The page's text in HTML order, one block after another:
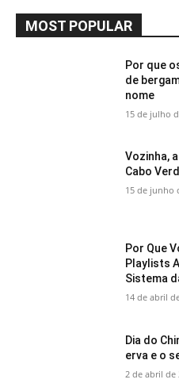
MOST POPULAR
Por que
de
nome
15 de julho
Vozinha,
Cabo
15 de junho
Por Que
Playlists
Sistema
14 de abril
Dia do
erva e o
2 de abril de